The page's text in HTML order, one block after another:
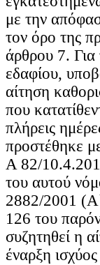
με την
τον όρο της
άρθρου 7. Για
εδαφίου,
αίτηση
που
πλήρεις
προστέθηκε
Α 82/
του αυτού
2882/2001
126 του
συζητηθεί η
έναρξη